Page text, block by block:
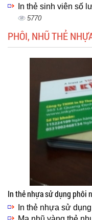
In thẻ sinh viên số
5770
PHÔI, NHŨ THẺ
In thẻ nhựa sử dụng phôi
In thẻ nhựa sử